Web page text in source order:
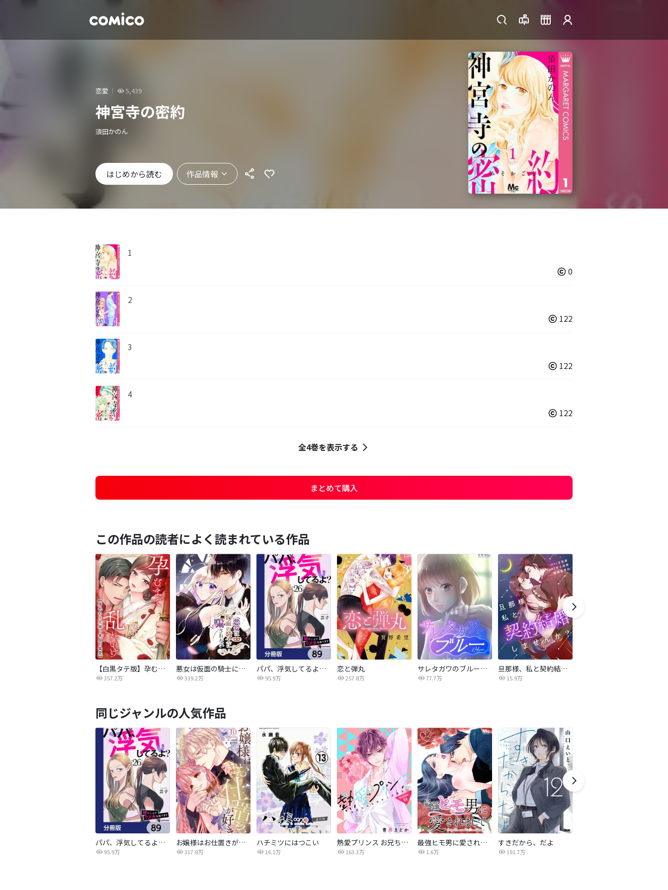
恋愛 5,439
神宮寺の密約
須田かのん
はじめから読む 作品情報
1
0
2
122
3
122
4
122
全4巻を表示する
まとめて購入
この作品の読者によく読まれている作品
【白黒タテ版】孕むまで乱れいけ～身代わり花嫁と軍服の猛愛
357.2万
悪女は仮面の騎士に騙されない
339.2万
パパ、浮気してるよ？娘と二人でクズ夫を捨てます【分冊版】
95.9万
恋と弾丸
257.8万
サレタガワのブルー【タテヨミ】
77.7万
旦那様、私と契約結婚しませんか？【タテヨミ】
15.9万
同じジャンルの人気作品
パパ、浮気してるよ？娘と二人でクズ夫を捨てます【分冊版】
95.9万
お嬢様はお仕置きが好き
317.8万
ハチミツにはつこい
16.1万
熱愛プリンス お兄ちゃんはキミが好き
163.3万
最強ヒモ男に愛されまして
1.6万
すきだから、だよ
191.7万